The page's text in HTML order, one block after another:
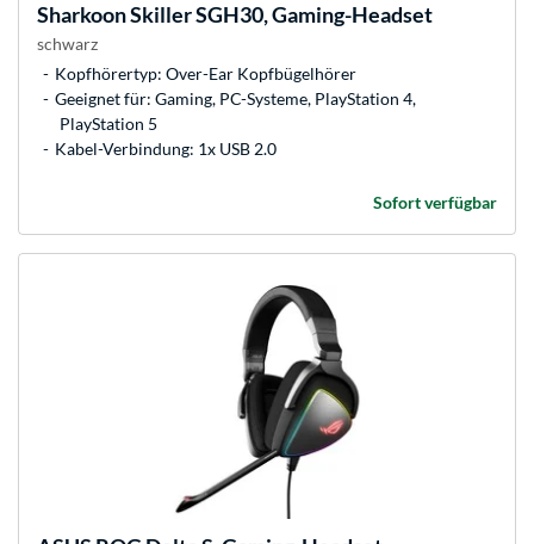
SharkoonSkiller SGH30, Gaming-Headset
schwarz
Kopfhörertyp: Over-Ear Kopfbügelhörer
Geeignet für: Gaming, PC-Systeme, PlayStation 4,
PlayStation 5
Kabel-Verbindung: 1x USB 2.0
Sofort verfügbar